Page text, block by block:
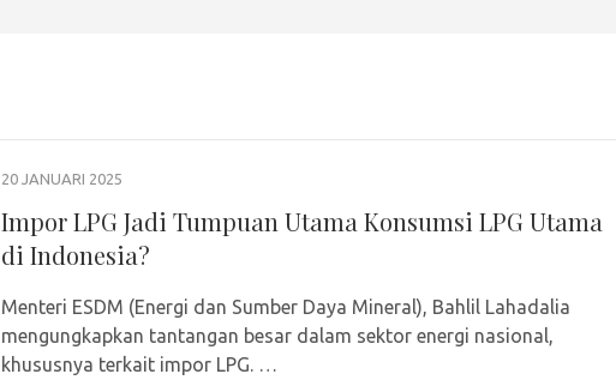
20 JANUARI 2025
Impor LPG Jadi Tumpuan Utama Konsumsi LPG Utama
di Indonesia?
Menteri ESDM (Energi dan Sumber Daya Mineral), Bahlil Lahadalia
mengungkapkan tantangan besar dalam sektor energi nasional,
khususnya terkait impor LPG. …